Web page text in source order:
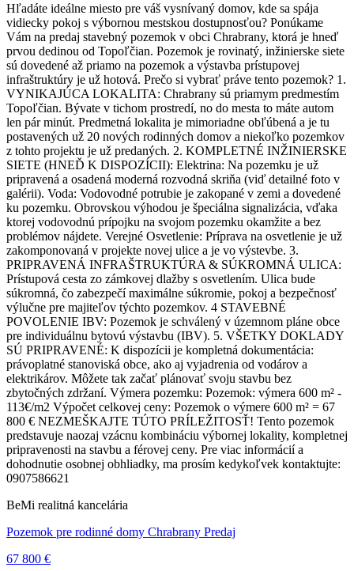
Hľadáte ideálne miesto pre váš vysnívaný domov, kde sa spája
vidiecky pokoj s výbornou mestskou dostupnosťou? Ponúkame
Vám na predaj stavebný pozemok v obci Chrabrany, ktorá je hneď
prvou dedinou od Topoľčian. Pozemok je rovinatý, inžinierske siete
sú dovedené až priamo na pozemok a výstavba prístupovej
infraštruktúry je už hotová. Prečo si vybrať práve tento pozemok? 1.
VYNIKAJÚCA LOKALITA: Chrabrany sú priamym predmestím
Topoľčian. Bývate v tichom prostredí, no do mesta to máte autom
len pár minút. Predmetná lokalita je mimoriadne obľúbená a je tu
postavených už 20 nových rodinných domov a niekoľko pozemkov
z tohto projektu je už predaných. 2. KOMPLETNÉ INŽINIERSKE
SIETE (HNEĎ K DISPOZÍCII): Elektrina: Na pozemku je už
pripravená a osadená moderná rozvodná skriňa (viď detailné foto v
galérii). Voda: Vodovodné potrubie je zakopané v zemi a dovedené
ku pozemku. Obrovskou výhodou je špeciálna signalizácia, vďaka
ktorej vodovodnú prípojku na svojom pozemku okamžite a bez
problémov nájdete. Verejné Osvetlenie: Príprava na osvetlenie je už
zakomponovaná v projekte novej ulice a je vo výstevbe. 3.
PRIPRAVENÁ INFRAŠTRUKTÚRA & SÚKROMNÁ ULICA:
Prístupová cesta zo zámkovej dlažby s osvetlením. Ulica bude
súkromná, čo zabezpečí maximálne súkromie, pokoj a bezpečnosť
výlučne pre majiteľov týchto pozemkov. 4 STAVEBNÉ
POVOLENIE IBV: Pozemok je schválený v územnom pláne obce
pre individuálnu bytovú výstavbu (IBV). 5. VŠETKY DOKLADY
SÚ PRIPRAVENÉ: K dispozícii je kompletná dokumentácia:
právoplatné stanoviská obce, ako aj vyjadrenia od vodárov a
elektrikárov. Môžete tak začať plánovať svoju stavbu bez
zbytočných zdržaní. Výmera pozemku: Pozemok: výmera 600 m² -
113€/m2 Výpočet celkovej ceny: Pozemok o výmere 600 m² = 67
800 € NEZMEŠKAJTE TÚTO PRÍLEŽITOSŤ! Tento pozemok
predstavuje naozaj vzácnu kombináciu výbornej lokality, kompletnej
pripravenosti na stavbu a férovej ceny. Pre viac informácií a
dohodnutie osobnej obhliadky, ma prosím kedykoľvek kontaktujte:
0907586621
BeMi realitná kancelária
Pozemok pre rodinné domy Chrabrany Predaj
67 800 €